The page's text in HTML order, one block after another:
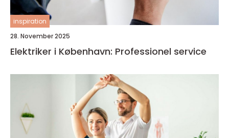
inspiration
28. November 2025
Elektriker i København: Professionel service